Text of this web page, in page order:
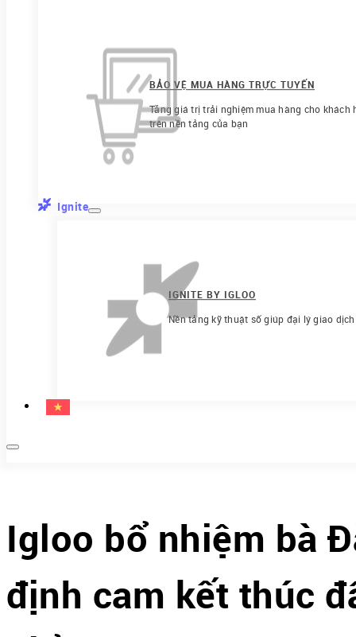
BẢO VỆ MUA HÀNG TRỰC TUYẾN
Tăng giá trị trải nghiệm mua hàng cho
trên nền tảng của bạn
Ignite
IGNITE BY IGLOO
Nền tảng kỹ thuật số giúp đại lý giao
Igloo bổ nhiệm bà
định cam kết thúc